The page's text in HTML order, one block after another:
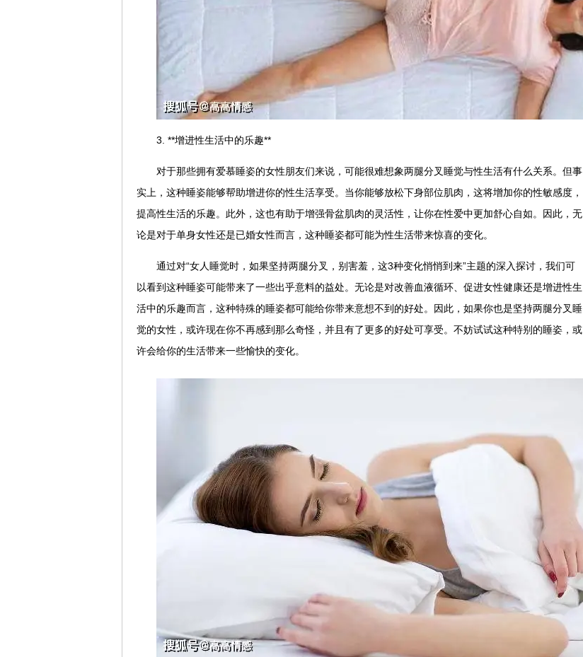
3. **增进性生活中的乐趣**
对于那些拥有爱慕睡姿的女性朋友们来说，可能很难想象两腿分叉睡觉与性生活有什么关系。但事
实上，这种睡姿能够帮助增进你的性生活享受。当你能够放松下身部位肌肉，这将增加你的性敏感度，
提高性生活的乐趣。此外，这也有助于增强骨盆肌肉的灵活性，让你在性爱中更加舒心自如。因此，无
论是对于单身女性还是已婚女性而言，这种睡姿都可能为性生活带来惊喜的变化。
通过对“女人睡觉时，如果坚持两腿分叉，别害羞，这3种变化悄悄到来”主题的深入探讨，我们可
以看到这种睡姿可能带来了一些出乎意料的益处。无论是对改善血液循环、促进女性健康还是增进性生
活中的乐趣而言，这种特殊的睡姿都可能给你带来意想不到的好处。因此，如果你也是坚持两腿分叉睡
觉的女性，或许现在你不再感到那么奇怪，并且有了更多的好处可享受。不妨试试这种特别的睡姿，或
许会给你的生活带来一些愉快的变化。